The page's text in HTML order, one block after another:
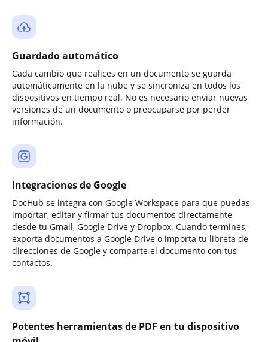
Guardado automático
Cada cambio que realices en un documento se guarda
automáticamente en la nube y se sincroniza en todos los
dispositivos en tiempo real. No es necesario enviar nuevas
versiones de un documento o preocuparse por perder
información.
Integraciones de Google
DocHub se integra con Google Workspace para que puedas
importar, editar y firmar tus documentos directamente
desde tu Gmail, Google Drive y Dropbox. Cuando termines,
exporta documentos a Google Drive o importa tu libreta de
direcciones de Google y comparte el documento con tus
contactos.
Potentes herramientas de PDF en tu dispositivo